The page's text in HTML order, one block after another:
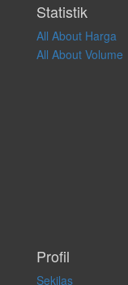
Statistik
All About Harga
All About Volume
Profil
Sekilas